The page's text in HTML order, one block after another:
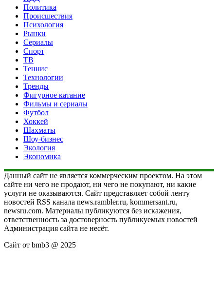
Политика
Происшествия
Психология
Рынки
Сериалы
Спорт
ТВ
Теннис
Технологии
Тренды
Фигурное катание
Фильмы и сериалы
Футбол
Хоккей
Шахматы
Шоу-бизнес
Экология
Экономика
Данный сайт не является коммерческим проектом. На этом
сайте ни чего не продают, ни чего не покупают, ни какие
услуги не оказываются. Сайт представляет собой ленту
новостей RSS канала news.rambler.ru, kommersant.ru,
newsru.com. Материалы публикуются без искажения,
ответственность за достоверность публикуемых новостей
Администрация сайта не несёт.
Сайт от bmb3 @ 2025